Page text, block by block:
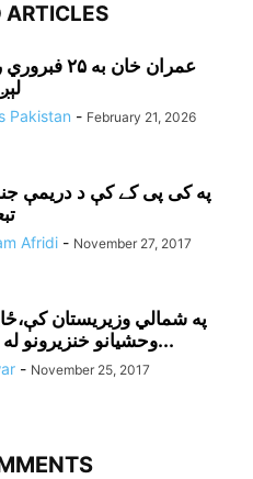
ARTICLES
عمران خان به
Pakistan - February 21, 2026
په کی پی کے کې د دريمې
Afridi - November 27, 2017
په شمالي وزيريستان
وحشيانو خنزيرونو له لاسه خپل...
- November 25, 2017